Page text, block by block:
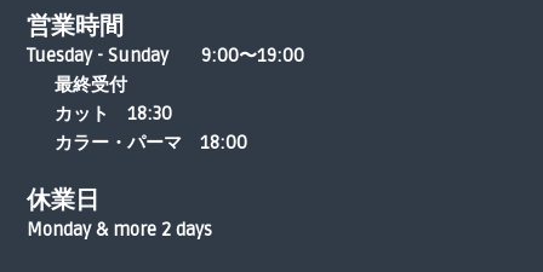
営業時間
Tuesday - Sunday 9:00〜19:00
最終受付
カット 18:30
カラー・パーマ 18:00
休業日
Monday & more 2 days